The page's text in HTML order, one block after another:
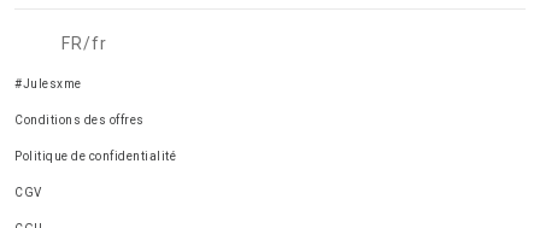
FR/fr
#Julesxme
Conditions des offres
Politique de confidentialité
CGV